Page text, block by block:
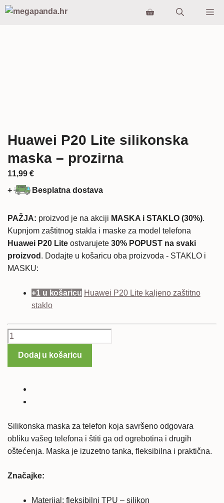
Preskoči
Huawei P20 Lite silikonska
maska – prozirna
11,99 €
+
Besplatna dostava
PAŽJA: proizvod je na akciji MASKA i STAKLO (30%).
Kupnjom zaštitnog stakla i maske za model telefona
Huawei P20 Lite ostvarujete 30% POPUST na svaki
proizvod . Dodajte u košaricu oba proizvoda - STAKLO i
MASKU:
+1 u košaricu Huawei P20 Lite kaljeno zaštitno
staklo
Huawei
Lite
količina
Dodaj u košaricu
Silikonska maska za telefon koja savršeno odgovara
obliku vašeg telefona i štiti ga od ogrebotina i drugih
oštećenja. Maska je izuzetno tanka, fleksibilna i praktična.
Značajke:
Materijal: fleksibilni TPU – silikon